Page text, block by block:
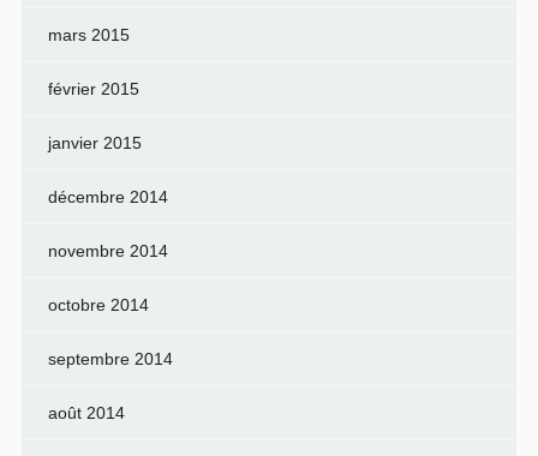
mars 2015
février 2015
janvier 2015
décembre 2014
novembre 2014
octobre 2014
septembre 2014
août 2014